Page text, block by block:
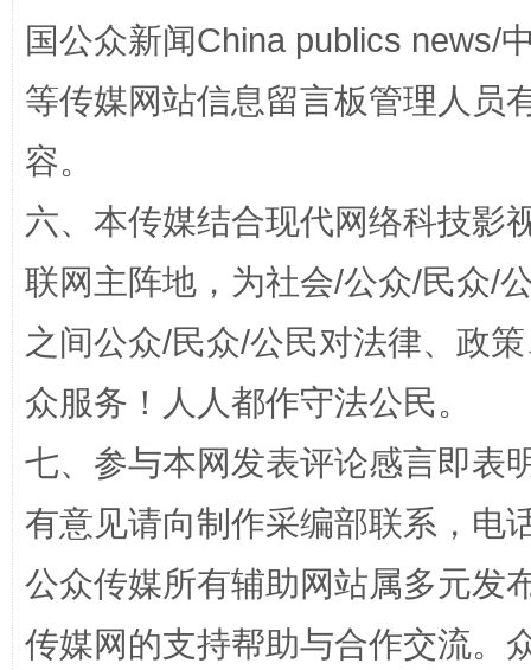
“蜀中异人”王建安的艺术幻境
国公众新闻China publics news/
等传媒网站信息留言板管理人员
容。
六、本传媒结合现代网络科技影
联网主阵地，为社会/公众/民众/
之间公众/民众/公民对法律、政
众服务！人人都作守法公民。
七、参与本网发表评论感言即表
有意见请向制作采编部联系，电
公众传媒所有辅助网站属多元发
传媒网的支持帮助与合作交流。